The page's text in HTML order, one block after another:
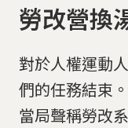
勞改營換
對於人權運動
們的任務結束
當局聲稱勞改